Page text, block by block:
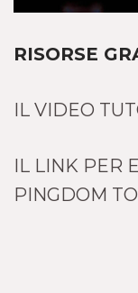
RISORSE
IL VIDEO
IL LINK PER
PINGDOM